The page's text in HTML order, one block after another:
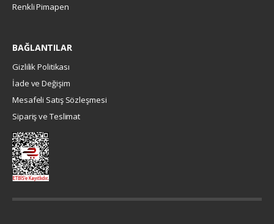
Renkli Pimapen
BAĞLANTILAR
Gizlilik Politikası
İade ve Değişim
Mesafeli Satış Sözleşmesi
Sipariş ve Teslimat